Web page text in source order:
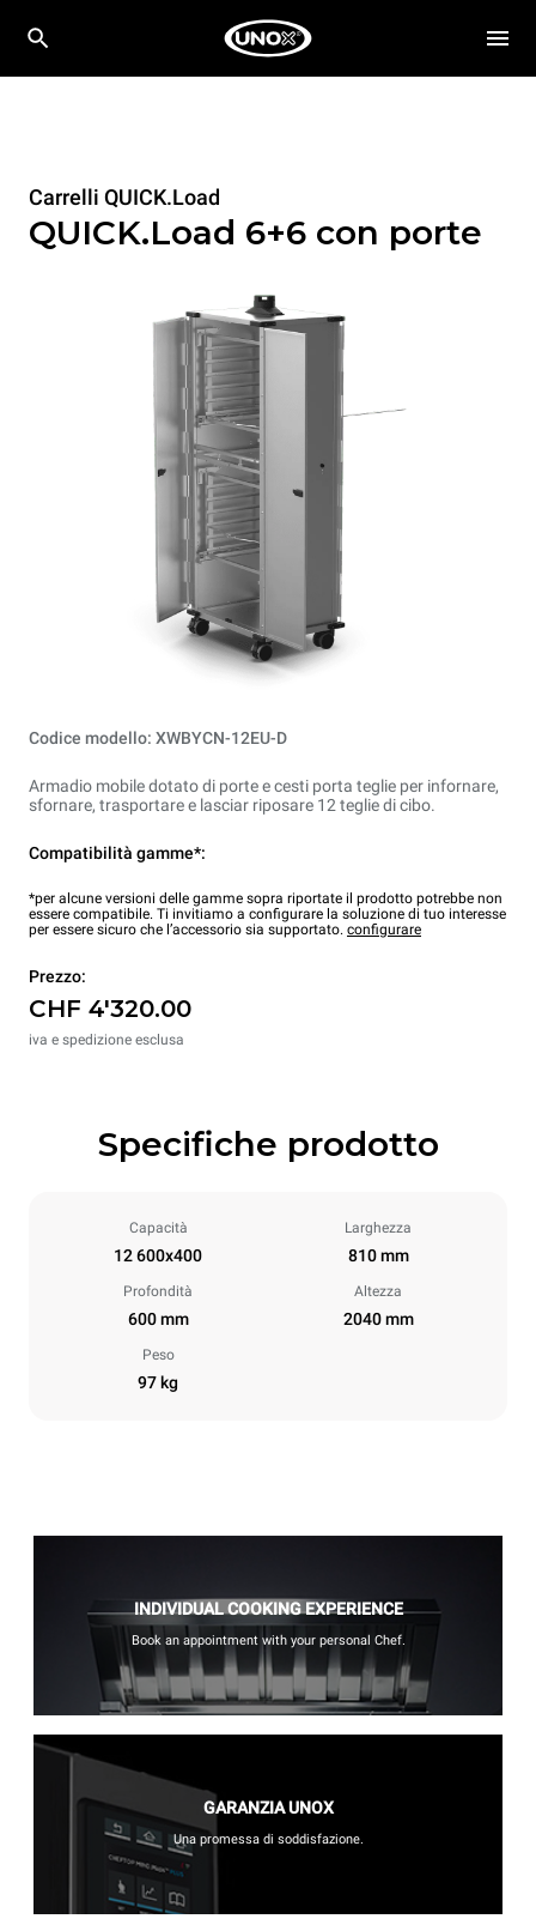
Carrelli QUICK.Load
QUICK.Load 6+6 con porte
Codice modello: XWBYCN-12EU-D
Armadio mobile dotato di porte e cesti porta teglie per infornare,
sfornare, trasportare e lasciar riposare 12 teglie di cibo.
Compatibilità gamme*:
*per alcune versioni delle gamme sopra riportate il prodotto potrebbe non
essere compatibile. Ti invitiamo a configurare la soluzione di tuo interesse
per essere sicuro che l’accessorio sia supportato. configurare
Prezzo:
CHF 4'320.00
iva e spedizione esclusa
Specifiche prodotto
Capacità
12 600x400
Larghezza
810 mm
Profondità
600 mm
Altezza
2040 mm
Peso
97 kg
INDIVIDUAL COOKING EXPERIENCE
Book an appointment with your personal Chef.
GARANZIA UNOX
Una promessa di soddisfazione.